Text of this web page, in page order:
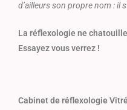
d’ailleurs son propre nom : il
La réflexologie ne
Essayez vous verrez !
Cabinet de réflexologie Vitré